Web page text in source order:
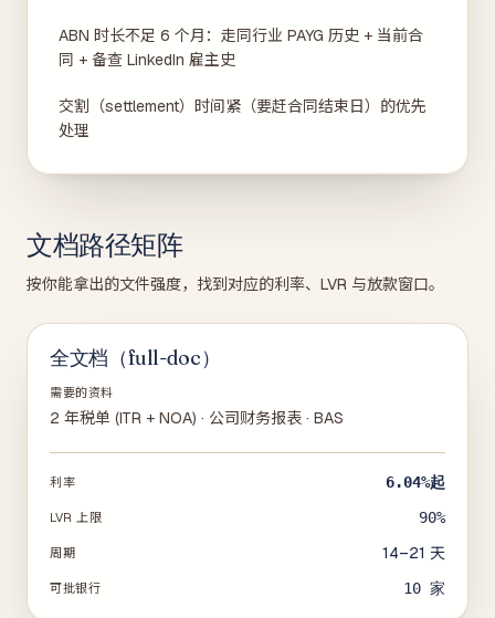
ABN 时长不足 6 个月：走同行业 PAYG 历史 + 当前合
同 + 备查 LinkedIn 雇主史
交割（settlement）时间紧（要赶合同结束日）的优先
处理
文档路径矩阵
按你能拿出的文件强度，找到对应的利率、LVR 与放款窗口。
全文档（full-doc）
需要的资料
2 年税单 (ITR + NOA) · 公司财务报表 · BAS
利率 6.04%起
LVR 上限 90%
周期 14–21 天
可批银行 10 家